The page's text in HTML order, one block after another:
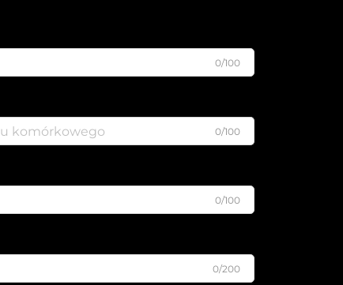
0/100
0/100
0/100
0/200